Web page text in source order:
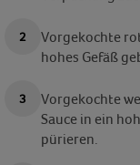
Vorgekochte
hohes Gefäß
Vorgekochte
Sauce in ein
pürieren.